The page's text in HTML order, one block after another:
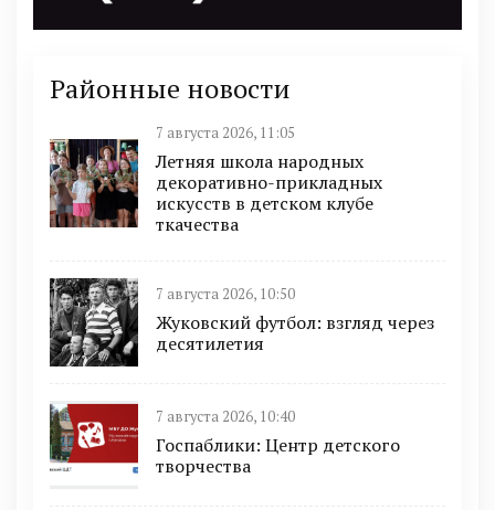
Районные новости
7 августа 2026, 11:05
Летняя школа народных
декоративно-прикладных
искусств в детском клубе
ткачества
7 августа 2026, 10:50
Жуковский футбол: взгляд через
десятилетия
7 августа 2026, 10:40
Госпаблики: Центр детского
творчества